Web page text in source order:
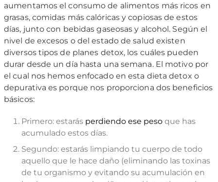
aumentamos el consumo de alimentos más ricos en
grasas, comidas más calóricas y copiosas de estos
días, junto con bebidas gaseosas y alcohol. Según el
nivel de excesos o del estado de salud existen
diversos tipos de planes detox, los cuáles pueden
durar desde un día hasta una semana. El motivo por
el cual nos hemos enfocado en esta dieta detox o
depurativa es porque nos proporciona dos beneficios
básicos:
Primero: estarás perdiendo ese pesoque has
acumulado estos días.
Segundo: estarás limpiando tu cuerpo de todo
aquello que le hace daño (eliminando las toxinas
de tu organismo y evitando su acumulación en